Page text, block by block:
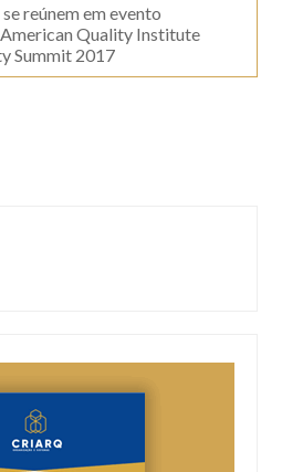
reúnem em evento
Quality Institute
Summit 2017